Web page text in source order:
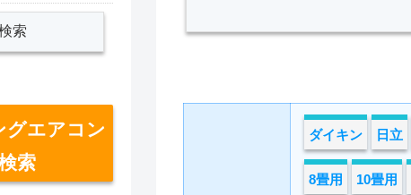
ダイキン 日立
8畳用 10畳用
グエアコン
索